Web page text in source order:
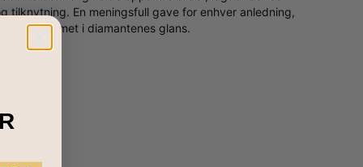
En meningsfull gave for enhver anledning,
innrammet i diamantenes glans.